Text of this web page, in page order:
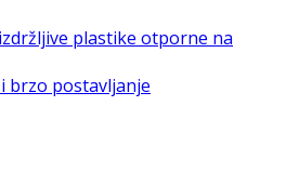
plastike otporne na
brzo postavljanje